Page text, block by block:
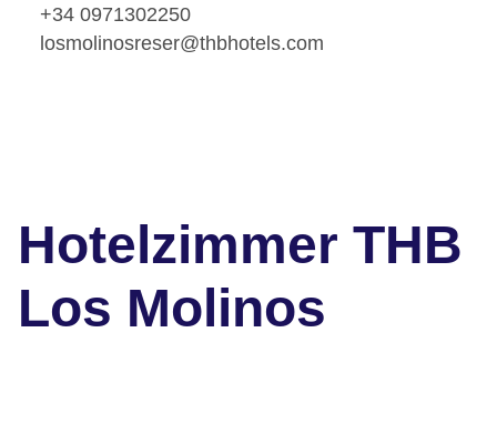
+34 0971302250
losmolinosreser@thbhotels.com
Hotelzimmer THB
Los Molinos